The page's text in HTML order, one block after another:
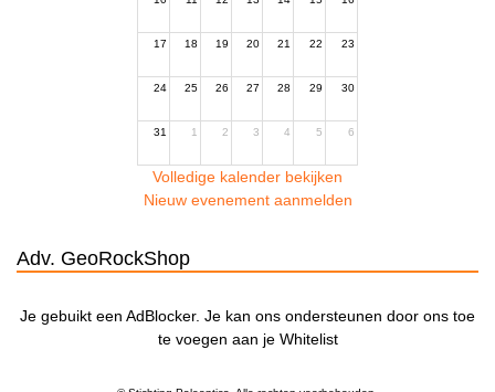
17 18 19 20 21 22 23
24 25 26 27 28 29 30
31 1 2 3 4 5 6
Volledige kalender bekijken
Nieuw evenement aanmelden
Adv. GeoRockShop
Je gebuikt een AdBlocker. Je kan ons ondersteunen door ons toe
te voegen aan je Whitelist